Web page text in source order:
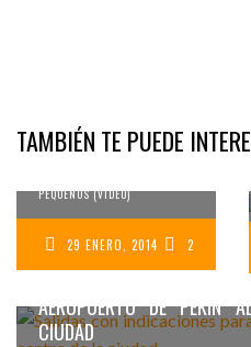
TAMBIÉN TE PUEDE
MONGOLIA (2)
PEQUEÑOS (VÍDEO)
29 ENERO, 2014 2
AEROPUERTO DE PEKÍN
AEROPUERTO DE PEKÍN
CIUDAD